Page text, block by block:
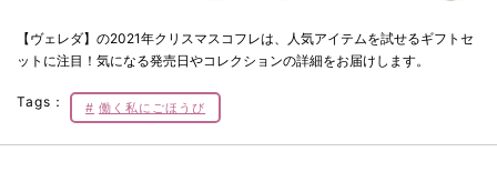
【ヴェレダ】の2021年クリスマスコフレは、人気アイテムを試せるギフトセ
ットに注目！気になる発売日やコレクションの詳細をお届けします。
Tags： 働く私にごほうび